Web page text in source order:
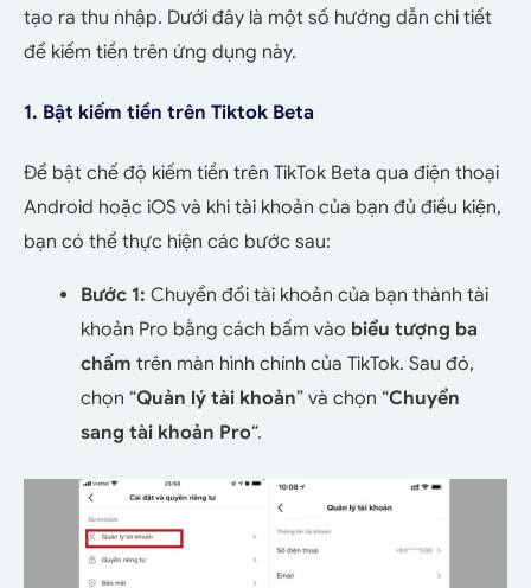
tạo ra thu nhập. Dưới đây là một số hướng dẫn chi tiết
để kiếm tiền trên ứng dụng này.
1. Bật kiếm tiền trên Tiktok Beta
Để bật chế độ kiếm tiền trên TikTok Beta qua điện thoại
Android hoặc iOS và khi tài khoản của bạn đủ điều kiện,
bạn có thể thực hiện các bước sau:
Bước 1: Chuyển đổi tài khoản của bạn thành tài
khoản Pro bằng cách bấm vào biểu tượng ba
chấm trên màn hình chính của TikTok. Sau đó,
chọn “Quản lý tài khoản” và chọn “Chuyển
sang tài khoản Pro“.